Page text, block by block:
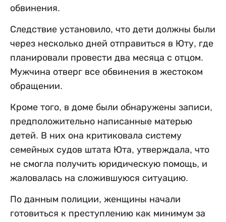
обвинения.
Следствие установило, что дети должны были
через несколько дней отправиться в Юту, где
планировали провести два месяца с отцом.
Мужчина отверг все обвинения в жестоком
обращении.
Кроме того, в доме были обнаружены записи,
предположительно написанные матерью
детей. В них она критиковала систему
семейных судов штата Юта, утверждала, что
не смогла получить юридическую помощь, и
жаловалась на сложившуюся ситуацию.
По данным полиции, женщины начали
готовиться к преступлению как минимум за